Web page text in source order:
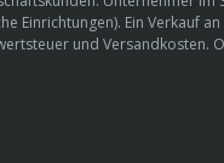
Einrichtungen). Ein Verkauf
und